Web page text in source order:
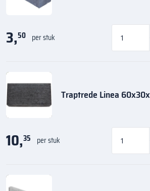
3,50 per stuk
Traptrede Linea
10,35 per stuk